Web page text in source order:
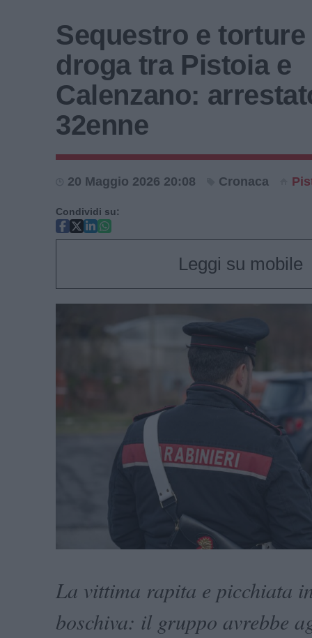
Sequestro e torture
droga tra Pistoia e
Calenzano:
32enne
20 Maggio 2026 20:08 Cronaca
Condividi su:
Leggi su mobile
La vittima rapita e picchiata
boschiva: il gruppo avrebbe